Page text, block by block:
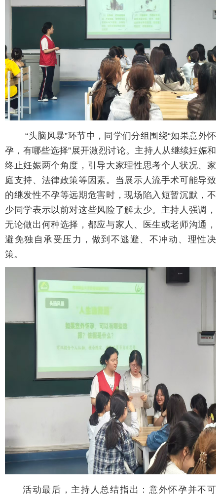
“头脑风暴”环节中，同学们分组围绕“如果意外怀
孕，有哪些选择”展开激烈讨论。主持人从继续妊娠和
终止妊娠两个角度，引导大家理性思考个人状况、家
庭支持、法律政策等因素。当展示人流手术可能导致
的继发性不孕等远期危害时，现场陷入短暂沉默，不
少同学表示以前对这些风险了解太少。主持人强调，
无论做出何种选择，都应与家人、医生或老师沟通，
避免独自承受压力，做到不逃避、不冲动、理性决
策。
活动最后，主持人总结指出：意外怀孕并不可